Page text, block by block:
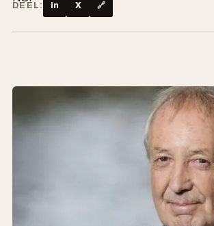
DEEL:
in X 🔗